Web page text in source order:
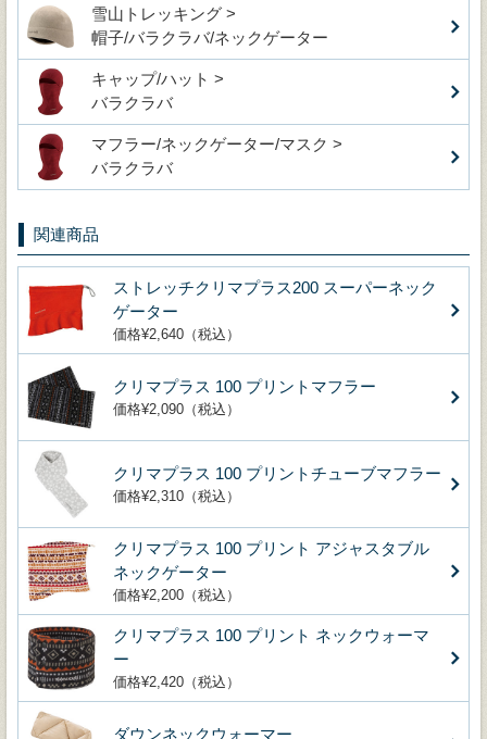
雪山トレッキング >
帽子/バラクラバ/ネックゲーター
キャップ/ハット >
バラクラバ
マフラー/ネックゲーター/マスク >
バラクラバ
関連商品
ストレッチクリマプラス200 スーパーネック
ゲーター
価格¥2,640（税込）
クリマプラス 100 プリントマフラー
価格¥2,090（税込）
クリマプラス 100 プリントチューブマフラー
価格¥2,310（税込）
クリマプラス 100 プリント アジャスタブル
ネックゲーター
価格¥2,200（税込）
クリマプラス 100 プリント ネックウォーマ
ー
価格¥2,420（税込）
ダウンネックウォーマー